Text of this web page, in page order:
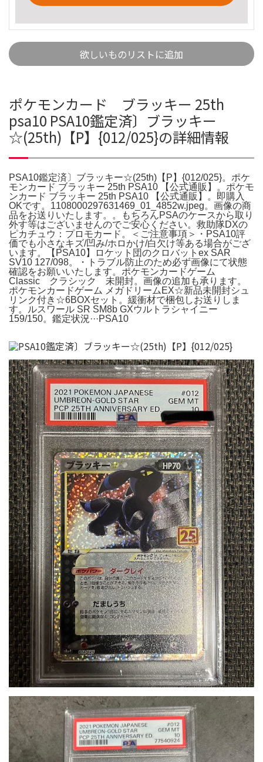
欲しいものリストに追加
ポケモンカード ブラッキー 25th
psa10 PSA10鑑定済〕ブラッキー
☆(25th)【P】{012/025}の詳細情報
PSA10鑑定済〕ブラッキー☆(25th)【P】{012/025}。ポケ
モンカード ブラッキー 25th PSA10 【公式通販】。ポケモ
ンカード ブラッキー 25th PSA10 【公式通販】。即購入
OKです。1108000297631469_01_4852w.jpeg。画像の商
品をお送りいたします。。もちろんPSAのケースから取り
外す等はございませんのでご安心ください。救助隊DXの
ピカチュウ：プロモカード。＜ご注意事項＞・PSA10評
価でも小さなキズ/凹み/ホロかけ/白欠け等ある場合がござ
います。【PSA10】ロケット団のクロバットex SAR
SV10 127/098。・トラブル防止のため必ず画像にて状態
確認をお願いいたします。ポケモンカードゲーム
Classic クラシック 未開封。画像の追加も承ります。
ポケモンカードゲーム メガドリームEX☆新品未開封シュ
リンク付き☆6BOXセット。緩衝材で梱包しお送りしま
す。ルスワール SR SM8b GXウルトラシャイニー
159/150。鑑定状況···PSA10